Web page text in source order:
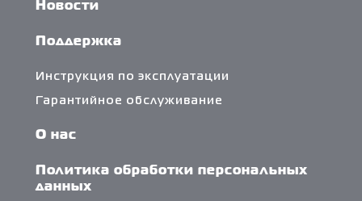
Новости
Поддержка
Инструкция по эксплуатации
Гарантийное обслуживание
О нас
Политика обработки персональных
данных